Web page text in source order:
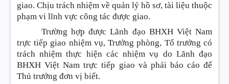
giao. Chịu trách nhiệm về quản lý hồ sơ, tài liệu thuộc
phạm vi lĩnh vực công tác được giao.
Trường hợp được Lãnh đạo BHXH Việt Nam
trực tiếp giao nhiệm vụ, Trưởng phòng, Tổ trưởng có
trách nhiệm thực hiện các nhiệm vụ do Lãnh đạo
BHXH Việt Nam trực tiếp giao và phải báo cáo để
Thủ trưởng đơn vị biết.